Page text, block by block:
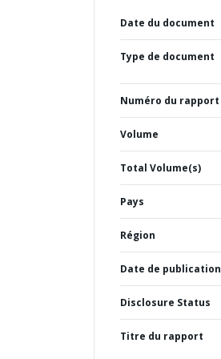
Date du document
Type de document
Numéro du rapport
Volume
Total Volume(s)
Pays
Région
Date de publication
Disclosure Status
Titre du rapport